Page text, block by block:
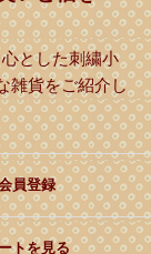
とした刺繍小
雑貨をご紹介し
員登録
トを見る